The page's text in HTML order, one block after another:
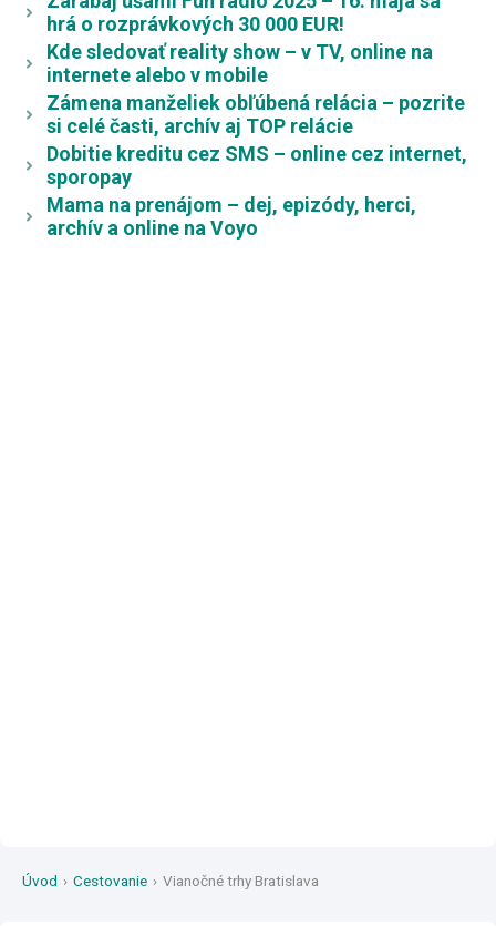
hrá o rozprávkových 30 000 EUR!
Kde sledovať reality show – v TV, online na
internete alebo v mobile
Zámena manželiek obľúbená relácia – pozrite
si celé časti, archív aj TOP relácie
Dobitie kreditu cez SMS – online cez internet,
sporopay
Mama na prenájom – dej, epizódy, herci,
archív a online na Voyo
Úvod › Cestovanie › Vianočné trhy Bratislava